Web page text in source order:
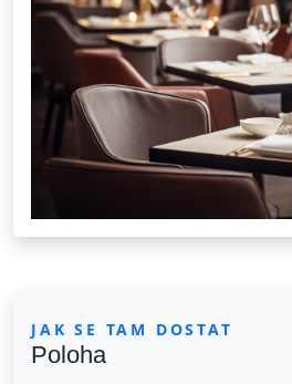
JAK SE TAM DOSTAT
Poloha